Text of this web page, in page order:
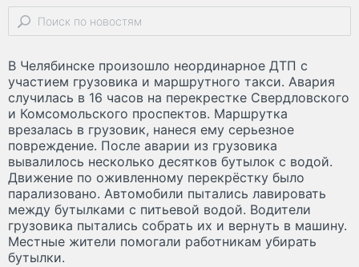
В Челябинске произошло неординарное ДТП с
участием грузовика и маршрутного такси. Авария
случилась в 16 часов на перекрестке Свердловского
и Комсомольского проспектов. Маршрутка
врезалась в грузовик, нанеся ему серьезное
повреждение. После аварии из грузовика
вывалилось несколько десятков бутылок с водой.
Движение по оживленному перекрёстку было
парализовано. Автомобили пытались лавировать
между бутылками с питьевой водой. Водители
грузовика пытались собрать их и вернуть в машину.
Местные жители помогали работникам убирать
бутылки.